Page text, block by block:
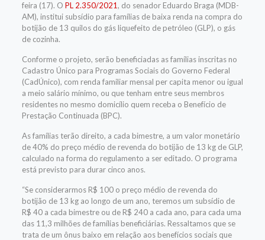
feira (17). O PL 2.350/2021, do senador Eduardo Braga (MDB-
AM), institui subsídio para famílias de baixa renda na compra do
botijão de 13 quilos do gás liquefeito de petróleo (GLP), o gás
de cozinha.
Conforme o projeto, serão beneficiadas as famílias inscritas no
Cadastro Único para Programas Sociais do Governo Federal
(CadÚnico), com renda familiar mensal per capita menor ou igual
a meio salário mínimo, ou que tenham entre seus membros
residentes no mesmo domicílio quem receba o Benefício de
Prestação Continuada (BPC).
As famílias terão direito, a cada bimestre, a um valor monetário
de 40% do preço médio de revenda do botijão de 13 kg de GLP,
calculado na forma do regulamento a ser editado. O programa
está previsto para durar cinco anos.
“Se considerarmos R$ 100 o preço médio de revenda do
botijão de 13 kg ao longo de um ano, teremos um subsídio de
R$ 40 a cada bimestre ou de R$ 240 a cada ano, para cada uma
das 11,3 milhões de famílias beneficiárias. Ressaltamos que se
trata de um ônus baixo em relação aos benefícios sociais que